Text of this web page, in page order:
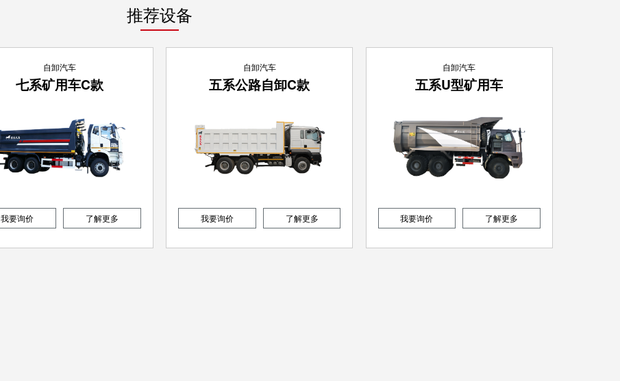
推荐设备
自卸汽车
七系矿用车C款
我要询价 了解更多
自卸汽车
五系公路自卸C款
我要询价 了解更多
自卸汽车
五系U型矿用车
我要询价 了解更多